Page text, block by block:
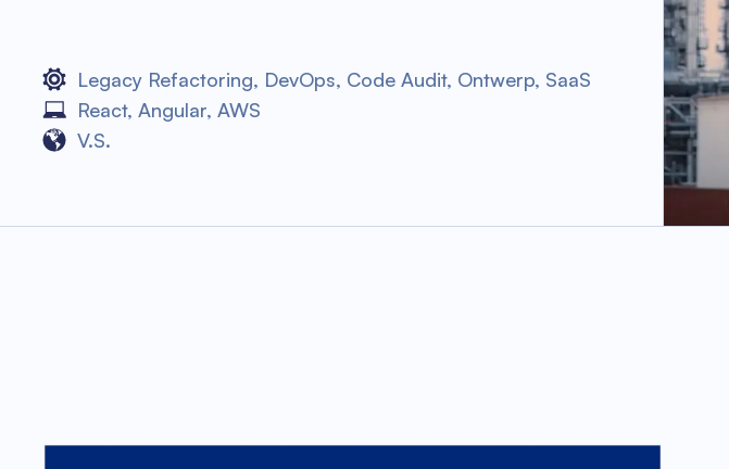
Legacy Refactoring, DevOps, Code Audit, Ontwerp, SaaS
React, Angular, AWS
V.S.